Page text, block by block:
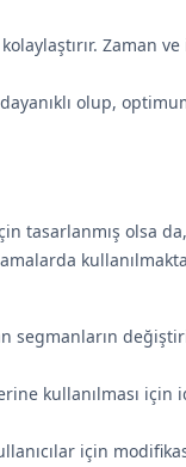
Zaman
olup,
tasarlanmış olsa
segmanların
kullanılması için
için